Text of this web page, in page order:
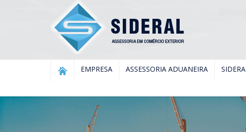
EMPRESA ASSESSORIA ADUANEIRA